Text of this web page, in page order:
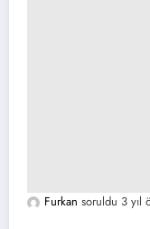
Furkan soruldu 3 yıl